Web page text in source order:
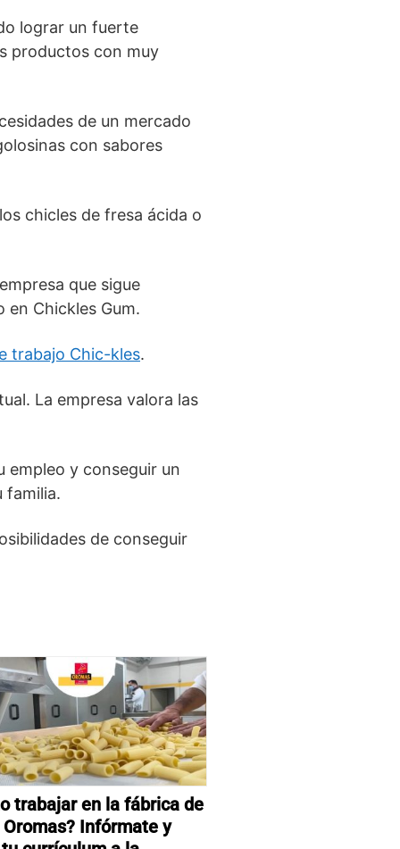
lograr un fuerte
productos con muy
de un mercado
con sabores
chicles de fresa ácida o
que sigue
Chickles Gum.
trabajo Chic-kles.
La empresa valora las
empleo y conseguir un
familia.
de conseguir
trabajar en la fábrica de
Infórmate y